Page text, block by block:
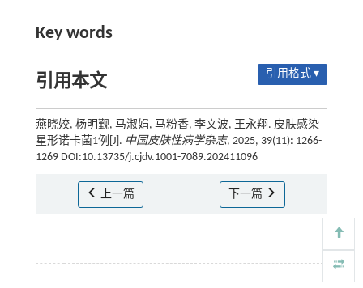
Key words
引用本文 引用格式 ▾
燕晓姣, 杨明觐, 马淑娟, 马粉香, 李文波, 王永翔. 皮肤感染
星形诺卡菌1例[J]. 中国皮肤性病学杂志, 2025, 39(11): 1266-
1269 DOI:10.13735/j.cjdv.1001-7089.202411096
上一篇 下一篇